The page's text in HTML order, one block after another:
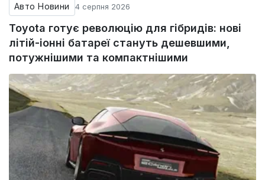
Авто Новини 4 серпня 2026
Toyota готує революцію для гібридів: нові
літій-іонні батареї стануть дешевшими,
потужнішими та компактнішими